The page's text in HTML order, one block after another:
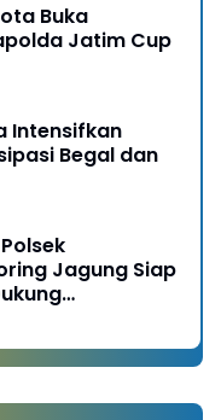
Buka
Jatim Cup
Intensifkan
Begal dan
Jagung Siap